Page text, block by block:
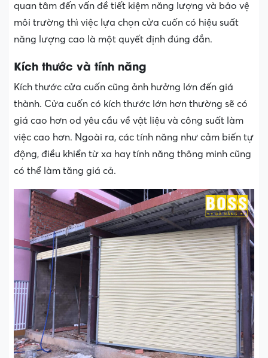
quan tâm đến vấn đề tiết kiệm năng lượng và bảo vệ
môi trường thì việc lựa chọn cửa cuốn có hiệu suất
năng lượng cao là một quyết định đúng đắn.
Kích thước và tính năng
Kích thước cửa cuốn cũng ảnh hưởng lớn đến giá
thành. Cửa cuốn có kích thước lớn hơn thường sẽ có
giá cao hơn od yêu cầu về vật liệu và công suất làm
việc cao hơn. Ngoài ra, các tính năng như cảm biến tự
động, điều khiển từ xa hay tính năng thông minh cũng
có thể làm tăng giá cả.